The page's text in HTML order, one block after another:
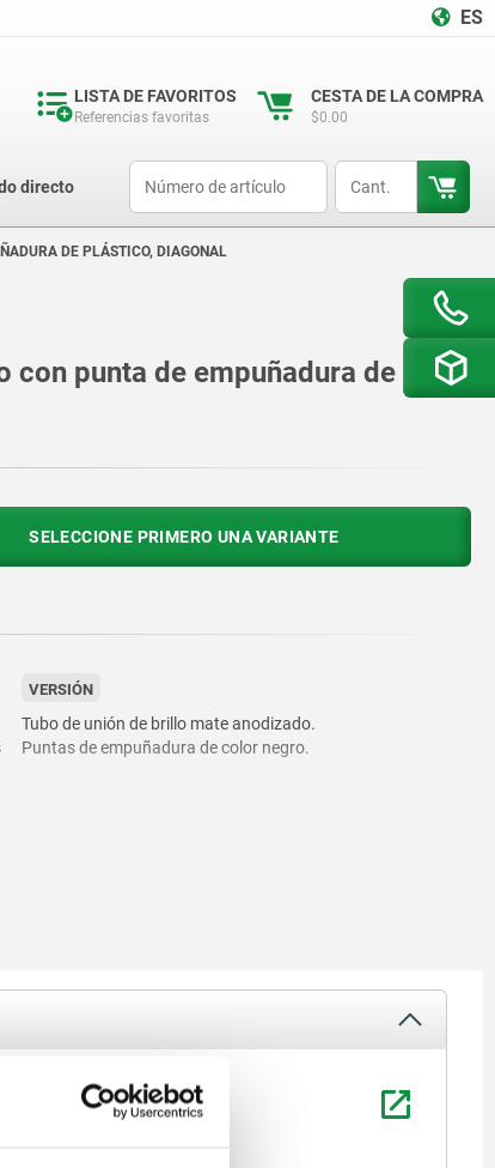
ES
LISTA DE FAVORITOS
Referencias favoritas
CESTA DE LA COMPRA
$0.00
directo
DE PLÁSTICO, DIAGONAL
con punta de empuñadura de
SELECCIONE PRIMERO UNA VARIANTE
VERSIÓN
Tubo de unión de brillo mate anodizado.
Puntas de empuñadura de color negro.